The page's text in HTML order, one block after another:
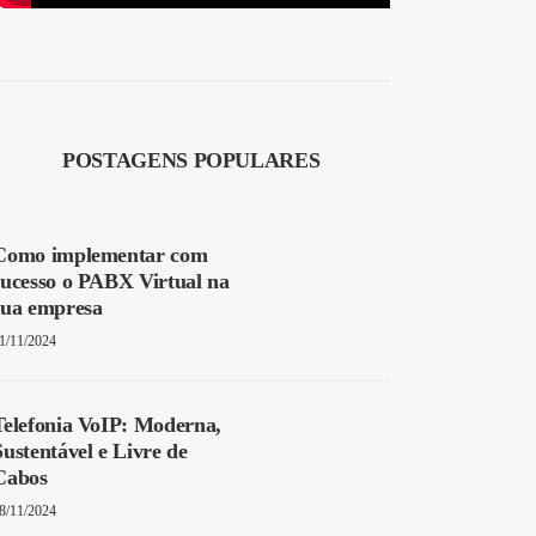
POSTAGENS POPULARES
implementar com
o PABX Virtual na
empresa
11/2024
VoIP: Moderna,
e Livre de
11/2024